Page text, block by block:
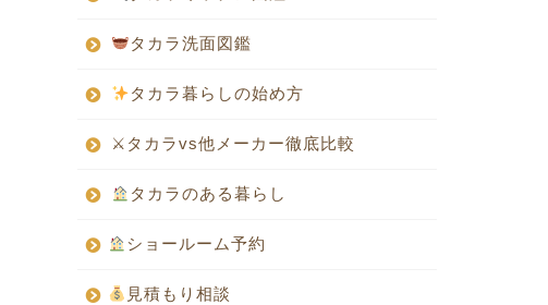
タカラ洗面図鑑
タカラ暮らしの始め方
⚔タカラvs他メーカー徹底比較
タカラのある暮らし
ショールーム予約
見積もり相談